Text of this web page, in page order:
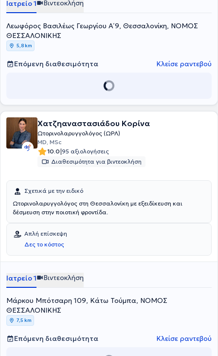
Ιατρείο 1 Βιντεοκλήση
Λεωφόρος Βασιλέως Γεωργίου Α΄ 9, Θεσσαλονίκη, ΝΟΜΟΣ
ΘΕΣΣΑΛΟΝΙΚΗΣ
5,8 km
Επόμενη διαθεσιμότητα Κλείσε ραντεβού
Χατζηαναστασιάδου Κορίνα
Ωτορινολαρυγγολόγος (ΩΡΛ)
MD, MSc
10.0|95 αξιολογήσεις
Διαθεσιμότητα για βιντεοκλήση
Σχετικά με την ειδικό
Ωτορινολαρυγγολόγος στη Θεσσαλονίκη με εξειδίκευση και
δέσμευση στην ποιοτική φροντίδα.
Απλή επίσκεψη
Δες το κόστος
Ιατρείο 1 Βιντεοκλήση
Μάρκου Μπότσαρη 109, Κάτω Τούμπα, ΝΟΜΟΣ
ΘΕΣΣΑΛΟΝΙΚΗΣ
7,5 km
Επόμενη διαθεσιμότητα Κλείσε ραντεβού